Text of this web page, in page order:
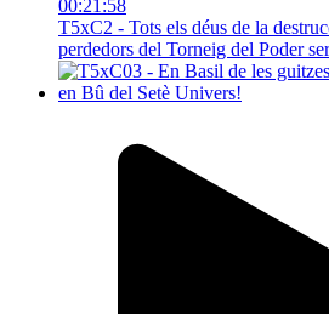
00:21:58
T5xC2 - Tots els déus de la
perdedors del Torneig del Poder